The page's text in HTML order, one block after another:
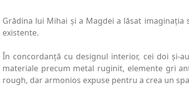
Grădina lui Mihai și a Magdei a lăsat
existente.
În concordanță cu designul interior, cei doi și-
materiale precum metal ruginit, elemente gri
rough, dar armonios expuse pentru a crea un